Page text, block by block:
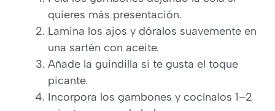
quieres más presentación.
Lamina los ajos y dóralos suavemente en
una sartén con aceite.
Añade la guindilla si te gusta el toque
picante.
Incorpora los gambones y cocínalos 1–2